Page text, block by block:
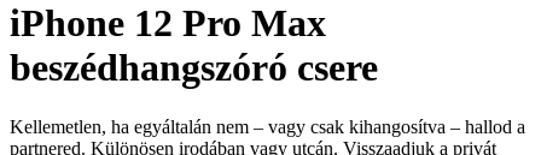
iPhone 12 Pro Max
beszédhangszóró csere
Kellemetlen, ha egyáltalán nem – vagy csak kihangosítva – hallod a
partnered. Különösen irodában vagy utcán. Visszaadjuk a privát